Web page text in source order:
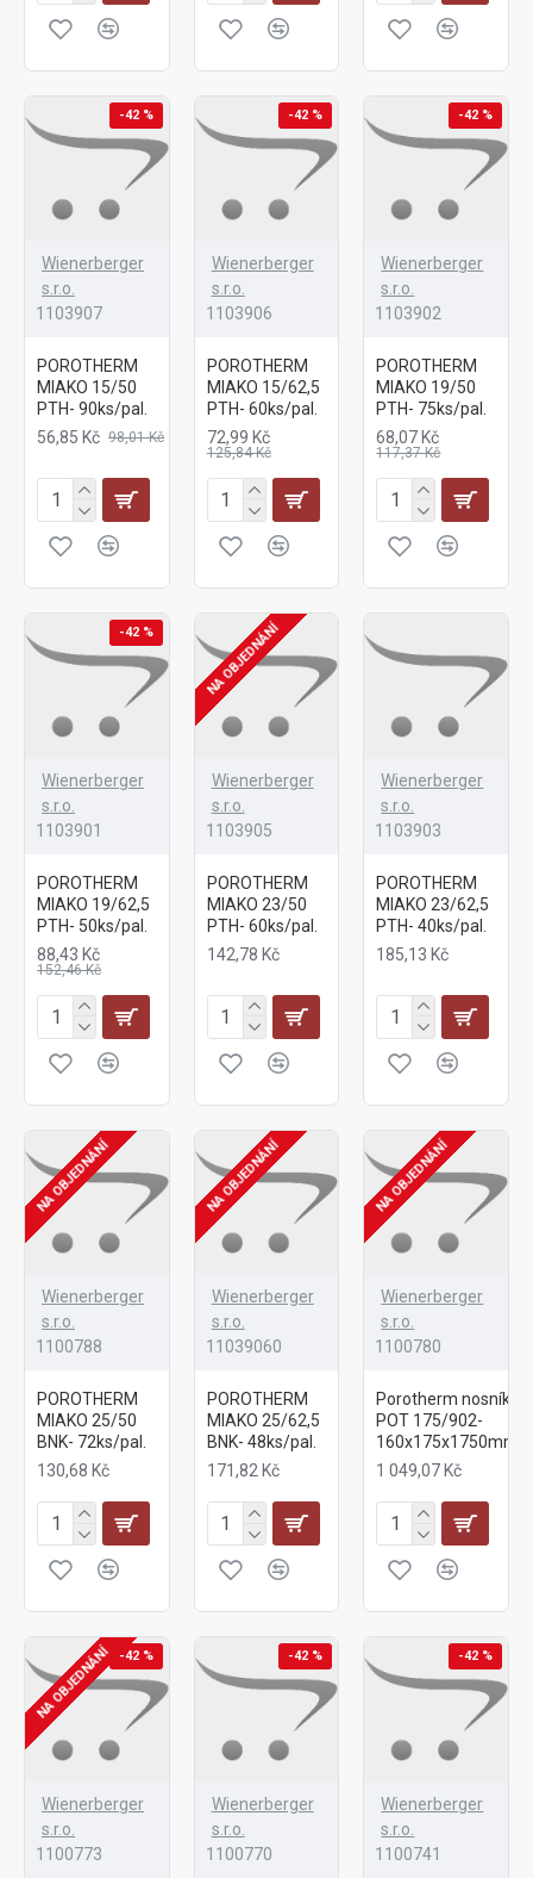
-42 %
Wienerberger
s.r.o.
1103907
POROTHERM
MIAKO 15/50
PTH- 90ks/pal.
56,85 Kč 98,01 Kč
-42 %
Wienerberger
s.r.o.
1103906
POROTHERM
MIAKO 15/62,5
PTH- 60ks/pal.
72,99 Kč
125,84 Kč
-42 %
Wienerberger
s.r.o.
1103902
POROTHERM
MIAKO 19/50
PTH- 75ks/pal.
68,07 Kč
117,37 Kč
-42 %
Wienerberger
s.r.o.
1103901
POROTHERM
MIAKO 19/62,5
PTH- 50ks/pal.
88,43 Kč
152,46 Kč
NA OBJEDNÁNÍ
Wienerberger
s.r.o.
1103905
POROTHERM
MIAKO 23/50
PTH- 60ks/pal.
142,78 Kč
Wienerberger
s.r.o.
1103903
POROTHERM
MIAKO 23/62,5
PTH- 40ks/pal.
185,13 Kč
NA OBJEDNÁNÍ
Wienerberger
s.r.o.
1100788
POROTHERM
MIAKO 25/50
BNK- 72ks/pal.
130,68 Kč
NA OBJEDNÁNÍ
Wienerberger
s.r.o.
11039060
POROTHERM
MIAKO 25/62,5
BNK- 48ks/pal.
171,82 Kč
NA OBJEDNÁNÍ
Wienerberger
s.r.o.
1100780
Porotherm nosník
POT 175/902-
160x175x1750mm
1 049,07 Kč
-42 %
NA OBJEDNÁNÍ
Wienerberger
s.r.o.
1100773
-42 %
Wienerberger
s.r.o.
1100770
-42 %
Wienerberger
s.r.o.
1100741